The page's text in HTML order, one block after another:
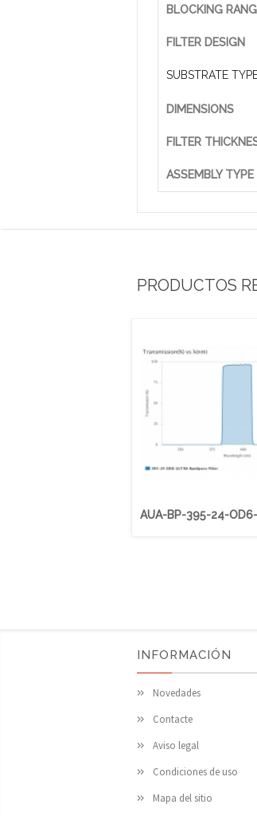
BLOCKING
FILTER DESIGN
SUBSTRATE
DIMENSIONS
FILTER
ASSEMBLY TYPE
PRODUCTOS
AUA-BP-395-24-
INFORMACIÓN
Novedades
Contacte
Aviso legal
Condiciones de uso
Mapa del sitio